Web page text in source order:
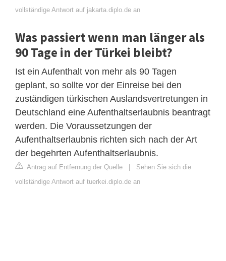
vollständige Antwort auf jakarta.diplo.de an
Was passiert wenn man länger als
90 Tage in der Türkei bleibt?
Ist ein Aufenthalt von mehr als 90 Tagen
geplant, so sollte vor der Einreise bei den
zuständigen türkischen Auslandsvertretungen in
Deutschland eine Aufenthaltserlaubnis beantragt
werden. Die Voraussetzungen der
Aufenthaltserlaubnis richten sich nach der Art
der begehrten Aufenthaltserlaubnis.
Antrag auf Entfernung der Quelle
Sehen Sie sich die
vollständige Antwort auf tuerkei.diplo.de an